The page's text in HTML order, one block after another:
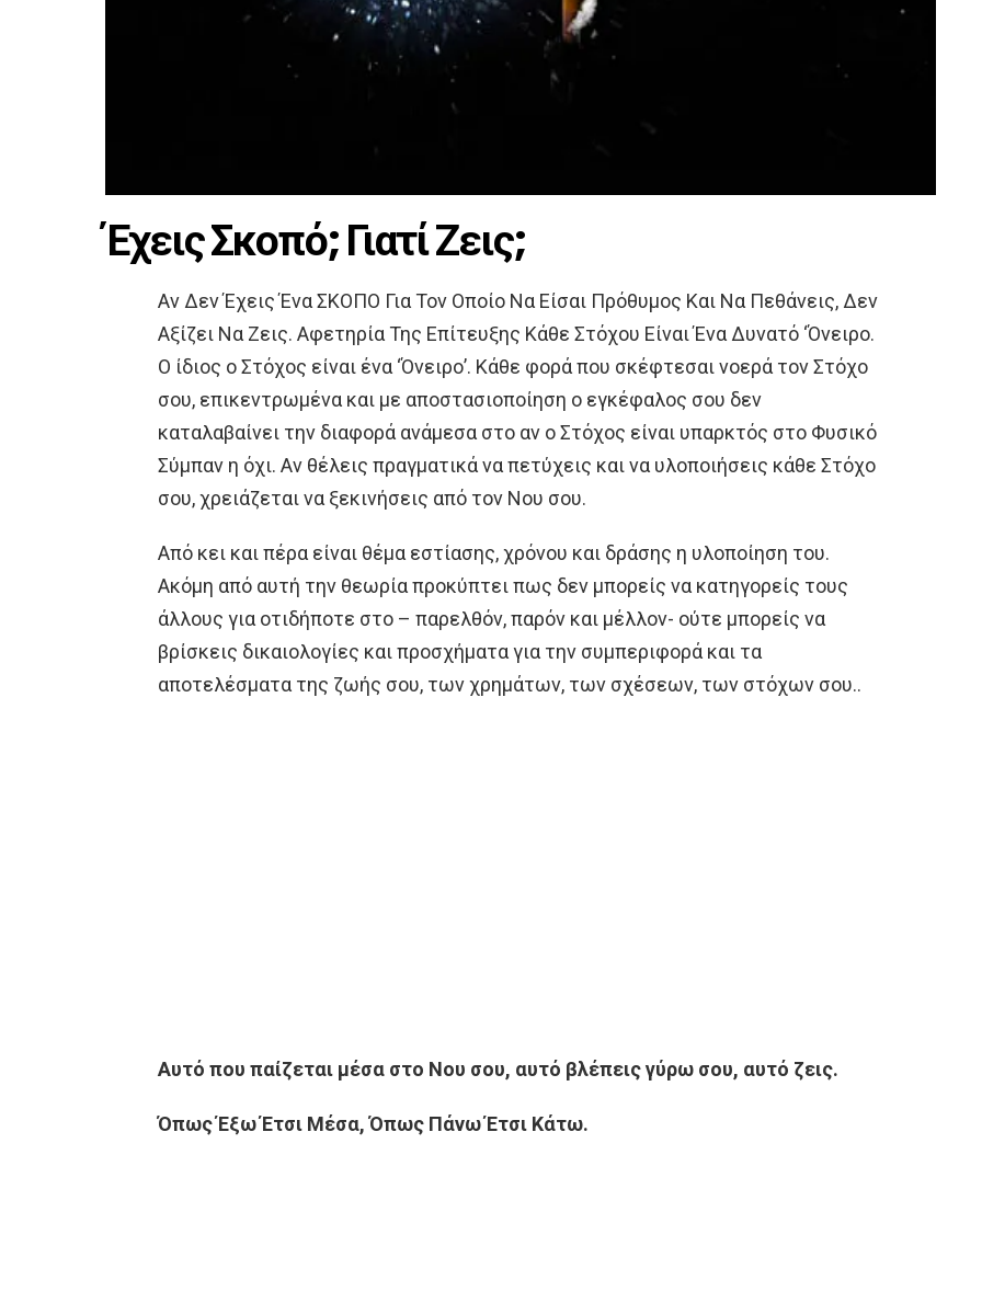
Έχεις Σκοπό; Γιατί Ζεις;
Αν Δεν Έχεις Ένα ΣΚΟΠΟ Για Τον Οποίο Να Είσαι Πρόθυμος Και Να Πεθάνεις, Δεν
Αξίζει Να Ζεις. Αφετηρία Της Επίτευξης Κάθε Στόχου Είναι Ένα Δυνατό ‘Όνειρο.
Ο ίδιος ο Στόχος είναι ένα ‘Όνειρο’. Κάθε φορά που σκέφτεσαι νοερά τον Στόχο
σου, επικεντρωμένα και με αποστασιοποίηση ο εγκέφαλος σου δεν
καταλαβαίνει την διαφορά ανάμεσα στο αν ο Στόχος είναι υπαρκτός στο Φυσικό
Σύμπαν η όχι. Αν θέλεις πραγματικά να πετύχεις και να υλοποιήσεις κάθε Στόχο
σου, χρειάζεται να ξεκινήσεις από τον Νου σου.
Από κει και πέρα είναι θέμα εστίασης, χρόνου και δράσης η υλοποίηση του.
Ακόμη από αυτή την θεωρία προκύπτει πως δεν μπορείς να κατηγορείς τους
άλλους για οτιδήποτε στο – παρελθόν, παρόν και μέλλον- ούτε μπορείς να
βρίσκεις δικαιολογίες και προσχήματα για την συμπεριφορά και τα
αποτελέσματα της ζωής σου, των χρημάτων, των σχέσεων, των στόχων σου..
Αυτό που παίζεται μέσα στο Νου σου, αυτό βλέπεις γύρω σου, αυτό ζεις.
Όπως Έξω Έτσι Μέσα, Όπως Πάνω Έτσι Κάτω.